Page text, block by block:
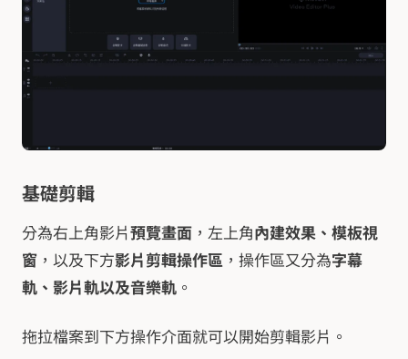
基礎剪輯
分為右上角影片 預覽畫面 ，左上角內建效果、模板視
窗 ，以及下方影片剪輯操作區 ，操作區又分為字幕
軌、影片軌以及音樂軌 。
拖拉檔案到下方操作介面就可以開始剪輯影片。